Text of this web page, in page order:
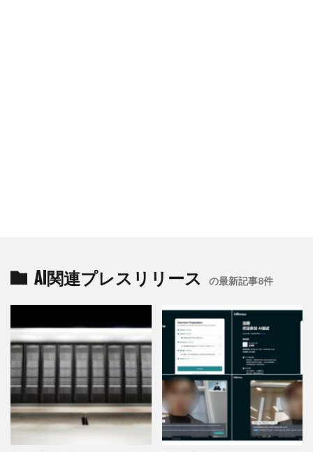
AI関連プレスリリース の最新記事8件